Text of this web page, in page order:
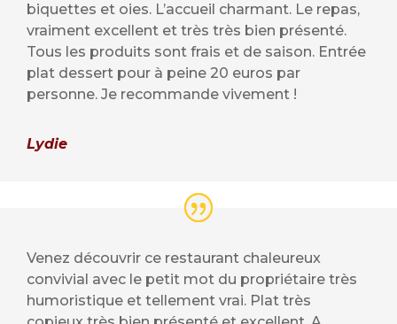
biquettes et oies. L’accueil charmant. Le repas,
vraiment excellent et très très bien présenté.
Tous les produits sont frais et de saison. Entrée
plat dessert pour à peine 20 euros par
personne. Je recommande vivement !
Lydie
Venez découvrir ce restaurant chaleureux
convivial avec le petit mot du propriétaire très
humoristique et tellement vrai. Plat très